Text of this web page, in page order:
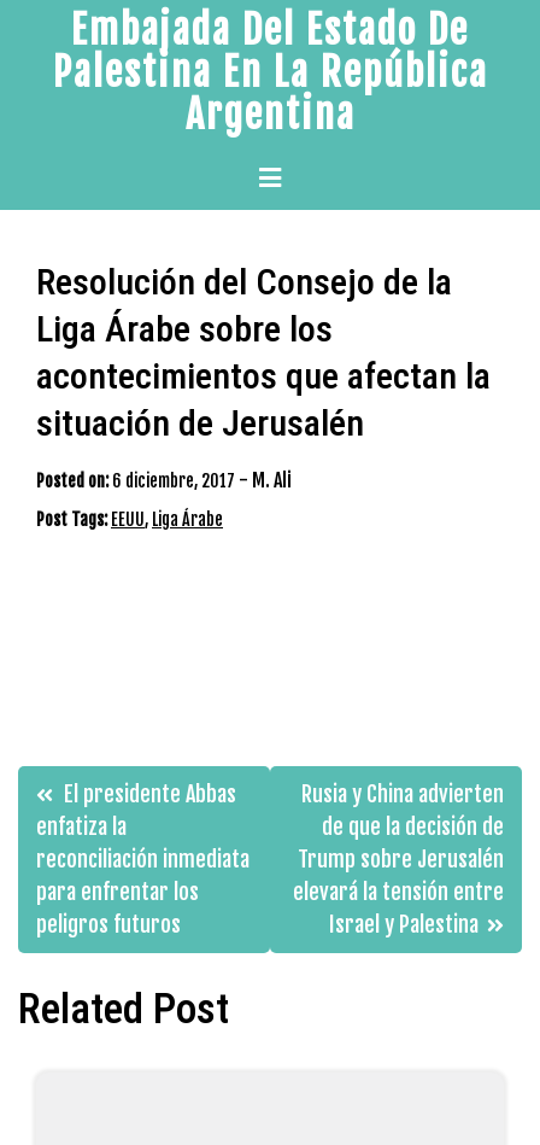
content
Embajada Del Estado De
Palestina En La República
Argentina
Primary
Menu
Resolución del Consejo de la
Liga Árabe sobre los
acontecimientos que afectan la
situación de Jerusalén
Posted on: 6 diciembre, 2017 - M. Ali
Post Tags: EEUU, Liga Árabe
Navegación
de
entradas
El presidente Abbas
enfatiza la
reconciliación inmediata
para enfrentar los
peligros futuros
Rusia y China advierten
de que la decisión de
Trump sobre Jerusalén
elevará la tensión entre
Israel y Palestina
Related Post